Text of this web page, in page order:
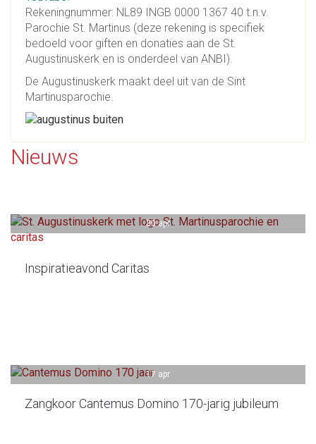
Rekeningnummer: NL89 INGB 0000 1367 40 t.n.v.
Parochie St. Martinus (deze rekening is specifiek
bedoeld voor giften en donaties aan de St.
Augustinuskerk en is onderdeel van ANBI).
De Augustinuskerk maakt deel uit van de Sint
Martinusparochie.
Nieuws
Inspiratieavond Caritas
30 apr
Zangkoor Cantemus Domino 170-jarig jubileum
17 apr